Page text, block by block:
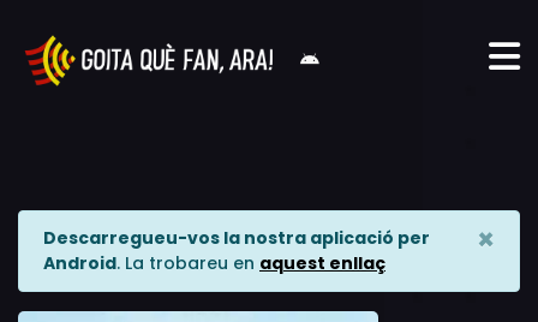
Descarregueu-vos la nostra aplicació per
Android. La trobareu en aquest enllaç
×